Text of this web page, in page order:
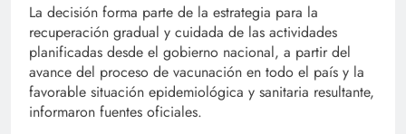
La decisión forma parte de la estrategia para la
recuperación gradual y cuidada de las actividades
planificadas desde el gobierno nacional, a partir del
avance del proceso de vacunación en todo el país y la
favorable situación epidemiológica y sanitaria resultante,
informaron fuentes oficiales.